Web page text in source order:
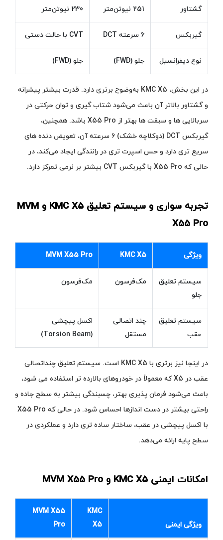
گشتاور 251 نیوتن‌متر 230 نیوتن‌متر
گیربکس 6 سرعته DCT CVT با حالت دستی
نوع دیفرانسیل جلو (FWD) جلو (FWD)
در این بخش، KMC X5 به‌وضوح برتری دارد. قدرت بیشتر پیشرانه
و گشتاور بالاتر آن باعث می‌شود شتاب‌ گیری و توان حرکتی در
سربالایی‌ ها و سبقت‌ ها بهتر از X55 Pro باشد. همچنین،
گیربکس DCT (دوکلاچه خشک) ۶ سرعته آن، تعویض دنده‌ های
سریع‌ تری دارد و حس اسپرت‌ تری در رانندگی ایجاد می‌کند، در
حالی که X55 Pro با گیربکس CVT بیشتر بر نرمی تمرکز دارد.
تجربه سواری و سیستم تعلیق KMC X5 و MVM
X55 Pro
ویژگی KMC X5
MVM X55 Pro
سیستم تعلیق
جلو
مک‌فرسون مک‌فرسون
سیستم تعلیق
عقب
چند اتصالی
مستقل
اکسل پیچشی
(Torsion Beam)
در اینجا نیز برتری با KMC X5 است. سیستم تعلیق چنداتصالی
عقب در X5 که معمولاً در خودروهای بالارده‌ تر استفاده می‌ شود،
باعث می‌شود فرمان‌ پذیری بهتر، چسبندگی بیشتر به سطح جاده و
راحتی بیشتر در دست‌ اندازها احساس شود. در حالی که X55 Pro
با اکسل پیچشی در عقب، ساختار ساده‌ تری دارد و عملکردی در
سطح پایه ارائه می‌دهد.
امکانات ایمنی KMC X5 و MVM X55 Pro
ویژگی ایمنی
KMC
X5
MVM X55
Pro